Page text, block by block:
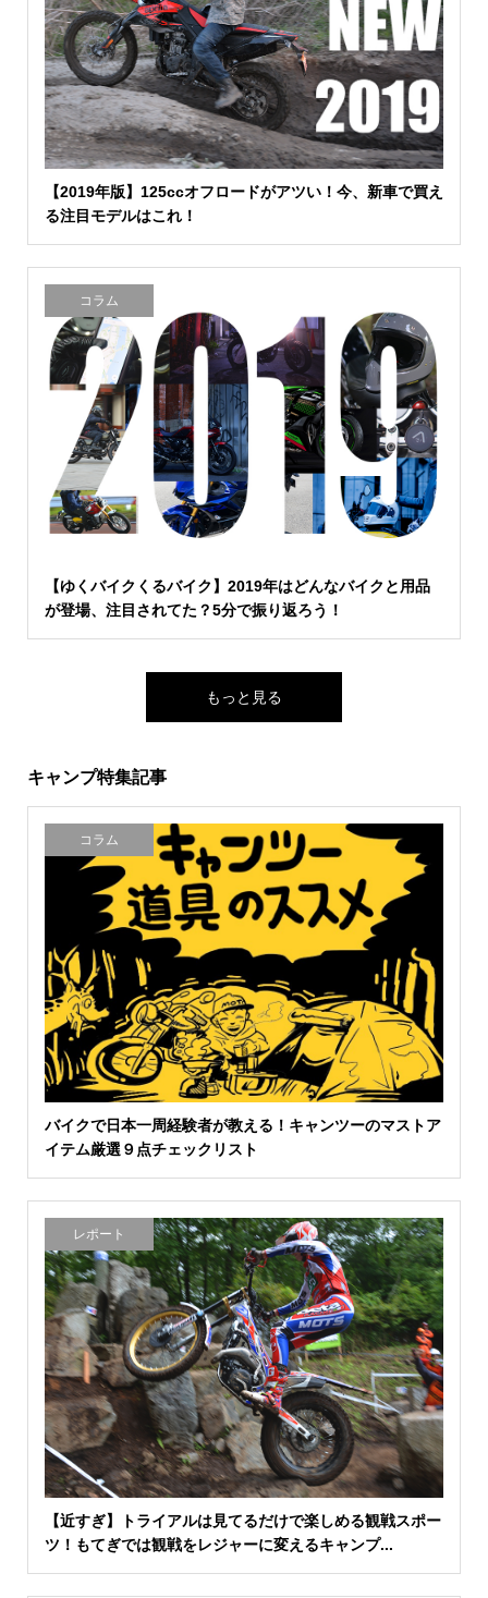
【2019年版】125ccオフロードがアツい！今、新車で買え
る注目モデルはこれ！
コラム
【ゆくバイクくるバイク】2019年はどんなバイクと用品
が登場、注目されてた？5分で振り返ろう！
もっと見る
キャンプ特集記事
コラム
バイクで日本一周経験者が教える！キャンツーのマストア
イテム厳選９点チェックリスト
レポート
【近すぎ】トライアルは見てるだけで楽しめる観戦スポー
ツ！もてぎでは観戦をレジャーに変えるキャンプ...